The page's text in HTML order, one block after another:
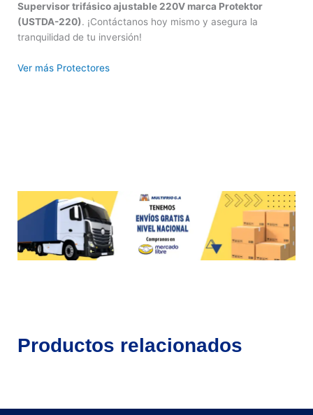
Supervisor trifásico ajustable 220V marca Protektor
(USTDA-220). ¡Contáctanos hoy mismo y asegura la
tranquilidad de tu inversión!
Ver más Protectores
Productos relacionados